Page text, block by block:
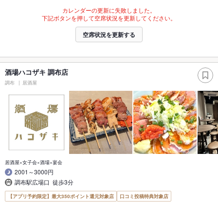
カレンダーの更新に失敗しました。
下記ボタンを押して空席状況を更新してください。
空席状況を更新する
酒場ハコザキ 調布店
調布 居酒屋
居酒屋×女子会×酒場×宴会
2001～3000円
調布駅広場口 徒歩3分
【アプリ予約限定】最大350ポイント還元対象店 口コミ投稿特典対象店